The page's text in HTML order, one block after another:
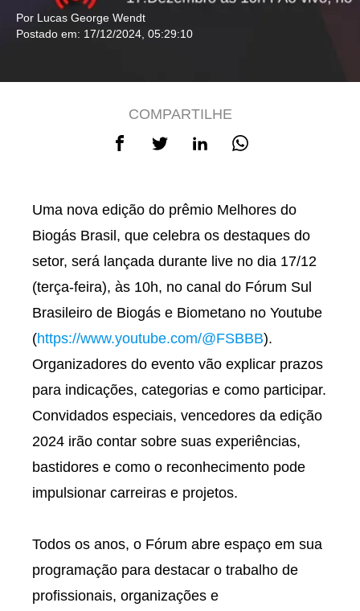
Por Lucas George Wendt
Postado em: 17/12/2024, 05:29:10
COMPARTILHE
Uma nova edição do prêmio Melhores do
Biogás Brasil, que celebra os destaques do
setor, será lançada durante live no dia 17/12
(terça-feira), às 10h, no canal do Fórum Sul
Brasileiro de Biogás e Biometano no Youtube
(https://www.youtube.com/@FSBBB).
Organizadores do evento vão explicar prazos
para indicações, categorias e como participar.
Convidados especiais, vencedores da edição
2024 irão contar sobre suas experiências,
bastidores e como o reconhecimento pode
impulsionar carreiras e projetos.
Todos os anos, o Fórum abre espaço em sua
programação para destacar o trabalho de
profissionais, organizações e